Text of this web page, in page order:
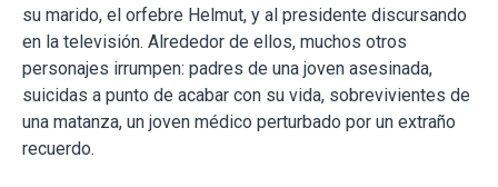
su marido, el orfebre Helmut, y al presidente discursando
en la televisión. Alrededor de ellos, muchos otros
personajes irrumpen: padres de una joven asesinada,
suicidas a punto de acabar con su vida, sobrevivientes de
una matanza, un joven médico perturbado por un extraño
recuerdo.